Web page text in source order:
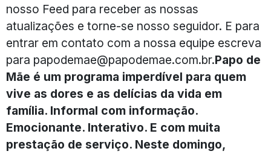
nosso Feed para receber as nossas
atualizações e torne-se nosso seguidor. E para
entrar em contato com a nossa equipe escreva
para papodemae@papodemae.com.br.Papo de
Mãe é um programa imperdível para quem
vive as dores e as delícias da vida em
família. Informal com informação.
Emocionante. Interativo. E com muita
prestação de serviço. Neste domingo,